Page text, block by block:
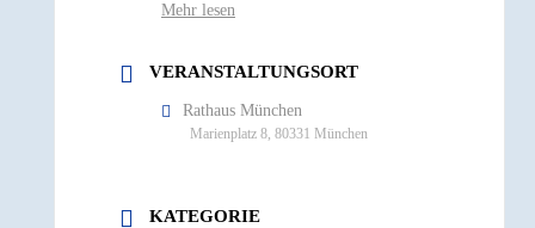
Mehr lesen
VERANSTALTUNGSORT
Rathaus München
Marienplatz 8, 80331 München
KATEGORIE